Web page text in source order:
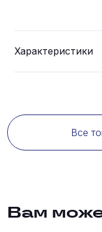
Характеристики
Все
Вам